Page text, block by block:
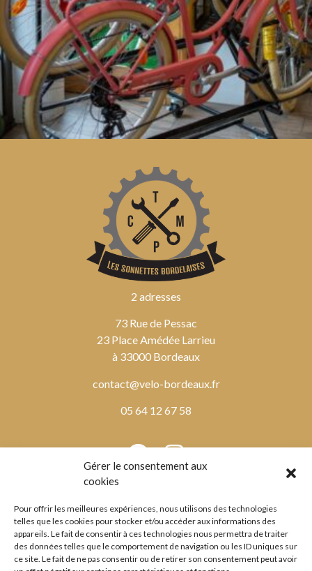
Gérer le consentement aux
cookies
Pour offrir les meilleures expériences, nous utilisons des technologies
telles que les cookies pour stocker et/ou accéder aux informations des
appareils. Le fait de consentir à ces technologies nous permettra de traiter
des données telles que le comportement de navigation ou les ID uniques sur
ce site. Le fait de ne pas consentir ou de retirer son consentement peut avoir
2 adresses
73 Rue de Pessac
23 Place Amédée Larrieu
à 33000 Bordeaux
contact@velo-bordeaux.fr
05 64 12 67 58
lundi au vendredi
9h00 – 12h30 / 14h00 – 19h00
samedi